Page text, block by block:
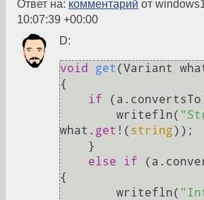
Ответ на: комментарий от
10:07:39 +00:00
D:
void get (Variant
{
if
        writefln(
what. get !( string));
else
if
{
        writefln(